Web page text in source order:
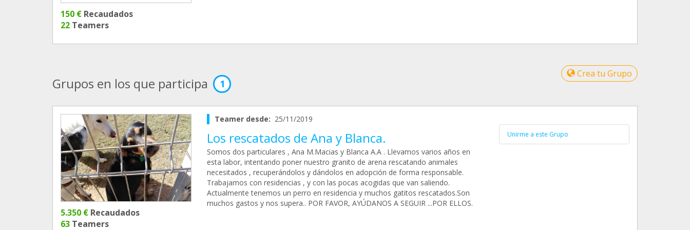
150 € Recaudados
22 Teamers
Crea tu Grupo
Grupos en los que participa 1
5.350 € Recaudados
63 Teamers
Teamer desde: 25/11/2019
Los rescatados de Ana y Blanca.
Somos dos particulares , Ana M.Macias y Blanca A.A . Llevamos varios años en
esta labor, intentando poner nuestro granito de arena rescatando animales
necesitados , recuperándolos y dándolos en adopción de forma responsable.
Trabajamos con residencias , y con las pocas acogidas que van saliendo.
Actualmente tenemos un perro en residencia y muchos gatitos rescatados.Son
muchos gastos y nos supera.. POR FAVOR, AYÚDANOS A SEGUIR ...POR ELLOS.
Unirme a este Grupo